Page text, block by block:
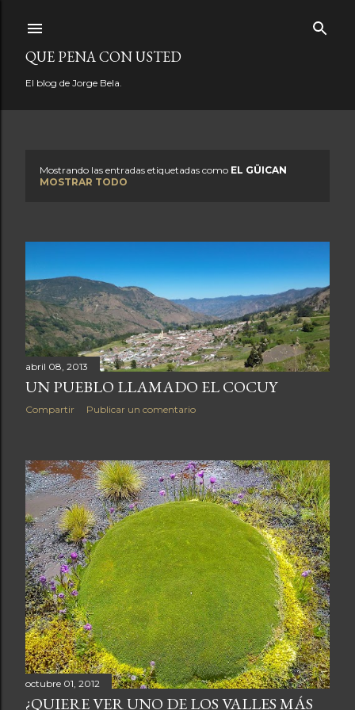
QUE PENA CON USTED
El blog de Jorge Bela.
t
r
a
d
a
s
Mostrando las entradas etiquetadas como EL GÜICAN
MOSTRAR TODO
abril 08, 2013
UN PUEBLO LLAMADO EL COCUY
Compartir Publicar un comentario
octubre 01, 2012
¿QUIERE VER UNO DE LOS VALLES MÁS